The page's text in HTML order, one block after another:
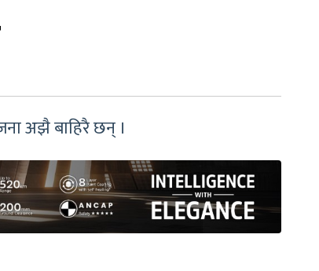
अझै बाहिरै छन् ।